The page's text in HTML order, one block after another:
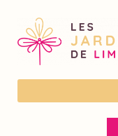
En cas de forte
horaires sur
sociaux avant
être adaptés